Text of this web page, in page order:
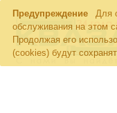
Предупреждение
Для
обслуживания на этом
Продолжая его
(cookies) будут